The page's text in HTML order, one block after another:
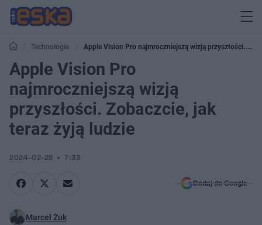
Technologie
Apple Vision Pro najmroczniejszą wizją przyszłości.
Zobaczcie, jak teraz żyją ludzie
Apple Vision Pro
najmroczniejszą wizją
przyszłości. Zobaczcie, jak
teraz żyją ludzie
2024-02-28 7:33
Dodaj do Google
Marcel Żuk